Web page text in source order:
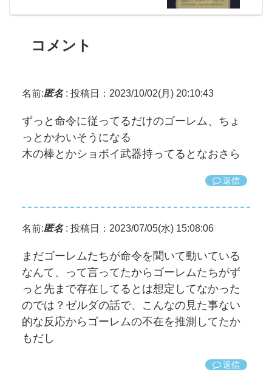
コメント
名前:匿名: 投稿日：2023/10/02(月) 20:10:43
ずっと命令に従ってるだけのゴーレム、ちょ
っとかわいそうになる
木の棒とかショボイ武器持ってるとなおさら
返信
名前:匿名: 投稿日：2023/07/05(水) 15:08:06
まだゴーレムたちが命令を聞いて動いている
なんて、って言ってたからゴーレムたちがず
っと先まで存在してるとは想定してなかった
のでは？ゼルダの話で、こんなの見た事ない
的な反応からゴーレムの不在を推測してたか
もだし
返信